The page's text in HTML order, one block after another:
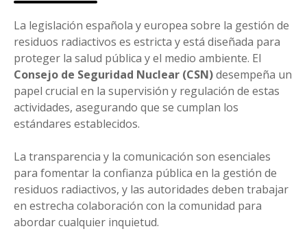
La legislación española y europea sobre la gestión de
residuos radiactivos es estricta y está diseñada para
proteger la salud pública y el medio ambiente. El
Consejo de Seguridad Nuclear (CSN)desempeña un
papel crucial en la supervisión y regulación de estas
actividades, asegurando que se cumplan los
estándares establecidos.
La transparencia y la comunicación son esenciales
para fomentar la confianza pública en la gestión de
residuos radiactivos, y las autoridades deben trabajar
en estrecha colaboración con la comunidad para
abordar cualquier inquietud.